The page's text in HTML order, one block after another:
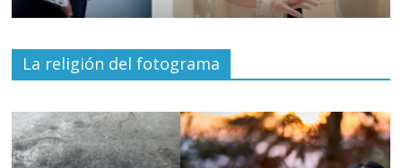
La religión del fotograma